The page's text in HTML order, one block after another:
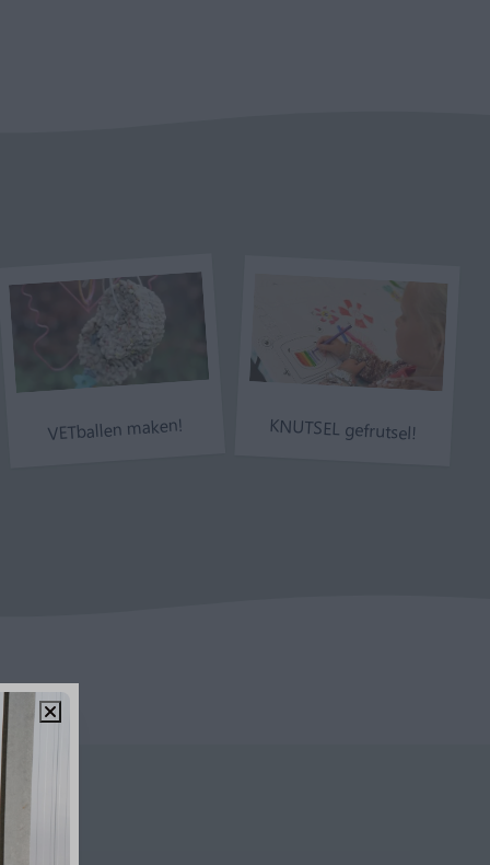
VETballen maken! KNUTSEL gefrutsel!